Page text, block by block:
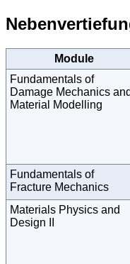
Module
Fundamentals of
Damage Mechanics and
Material Modelling
Fundamentals of
Fracture Mechanics
Materials Physics and
Design II